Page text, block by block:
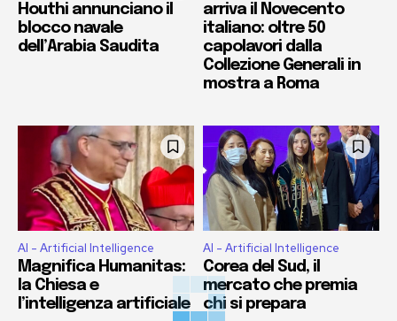
Houthi annunciano il
blocco navale
dell’Arabia Saudita
arriva il Novecento
italiano: oltre 50
capolavori dalla
Collezione Generali in
mostra a Roma
AI - Artificial Intelligence
Magnifica Humanitas:
la Chiesa e
l’intelligenza artificiale
AI - Artificial Intelligence
Corea del Sud, il
mercato che premia
chi si prepara